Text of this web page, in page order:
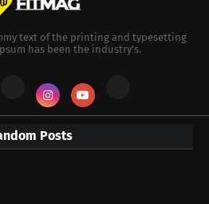
text of the printing and typesetting
has been the industry's.
Posts